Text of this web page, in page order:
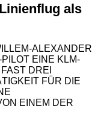
als
ALEXANDER
EINE KLM-
DREI
FÜR DIE
EINEM DER